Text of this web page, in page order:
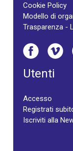
Cookie Policy
Modello di
Trasparenza -
Utenti
Accesso
Registrati
Iscriviti alla